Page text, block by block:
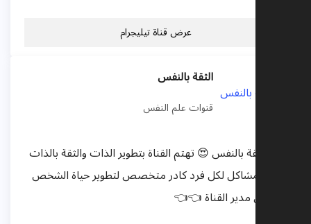
عرض قناة تيليجرام
الثقة بالنفس
قنوات علم النفس
قناة الثقة بالنفس 😍 تهتم القناة بتطوير الذات والثقة بالذات
وحل المشاكل لكل فرد كادر متخصص لتطوير حياة الشخص
للافضل مدير القناة 👈👈